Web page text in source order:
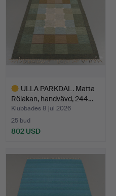
ULLA PARKDAL. Matta
Rölakan, handvävd, 244…
Klubbades 8 jul 2026
25 bud
802 USD
föremål